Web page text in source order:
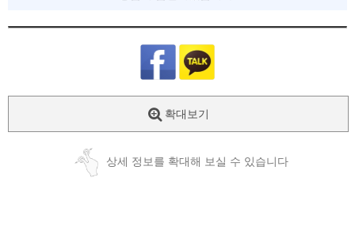
확대보기
상세 정보를 확대해 보실 수 있습니다